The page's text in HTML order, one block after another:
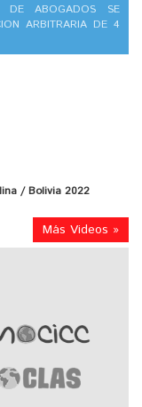
DE ABOGADOS SE
ARBITRARIA DE 4
/ Bolivia 2022
Más Videos »